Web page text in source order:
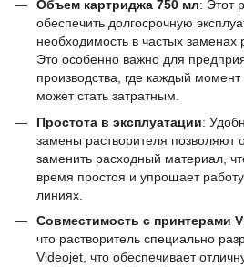
Объем картриджа 750 мл: Этот
обеспечить долгосрочную
необходимость в частых
Это особенно важно для
производства, где каждый
может стать затратным.
Простота в эксплуатации:
замены растворителя позволяют
заменить расходный материал,
время простоя и упрощает
линиях.
Совместимость с принтерами
что растворитель специально
Videojet, что обеспечивает